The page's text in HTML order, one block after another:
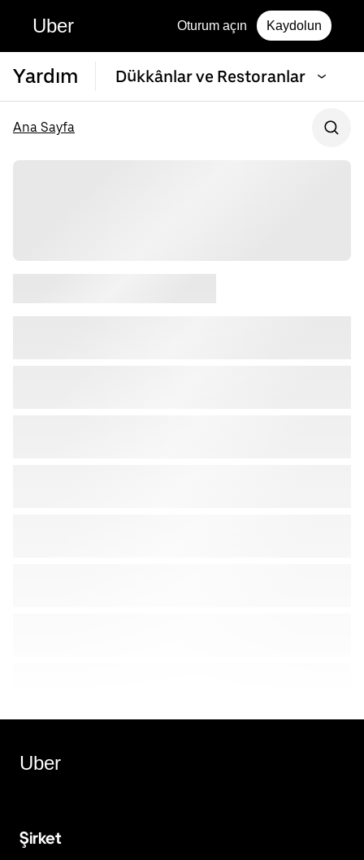
Uber Oturum açın Kaydolun
Yardım Dükkânlar ve Restoranlar
Ana Sayfa
Uber
Şirket